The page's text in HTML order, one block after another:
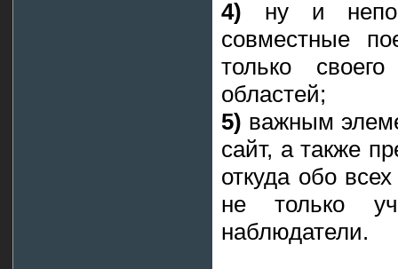
4) ну и
совместные
только
областей;
5) важным
сайт, а также
откуда обо
не только
наблюдатели.